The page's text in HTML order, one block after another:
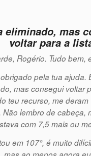
eliminado, mas
voltar para a
Rogério. Tudo bem,
pela tua ajuda.
mas consegui voltar
teu recurso, me
Não lembro de cabeça,
com 7,5 mais ou
em 107°, é muito